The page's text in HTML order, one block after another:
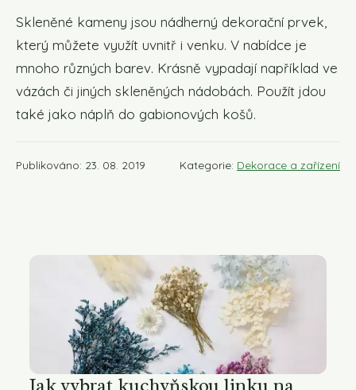
Skleněné kameny jsou nádherný dekorační prvek,
který můžete využít uvnitř i venku. V nabídce je
mnoho různých barev. Krásně vypadají například ve
vázách či jiných skleněných nádobách. Použít jdou
také jako náplň do gabionových košů.
Publikováno: 23. 08. 2019 Kategorie: Dekorace a zařízení